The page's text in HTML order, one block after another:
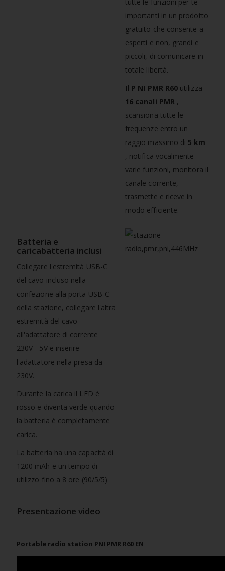
importanti in un prodotto
gratuito che consente a
esperti e non, grandi e
piccoli, di comunicare in
totale libertà.
Il P NI PMR R60 utilizza
16 canali PMR,
scansiona tutte le
frequenze entro un
raggio massimo di 5 km
, notifica vocalmente
varie funzioni, monitora il
canale corrente,
trasmette e riceve in
modo efficiente.
Batteria e
caricabatteria inclusi
Collegare l'estremità USB-C
del cavo incluso nella
confezione alla porta USB-C
della stazione, collegare l'altra
estremità del cavo
all'adattatore di corrente
230V - 5V e inserire
l'adattatore nella presa da
230V.
Durante la carica il LED è
rosso e diventa verde quando
la batteria è completamente
carica.
La batteria ha una capacità di
1200 mAh e un tempo di
utilizzo fino a 8 ore (90/5/5)
Presentazione video
Portable radio station PNI PMR R60 EN